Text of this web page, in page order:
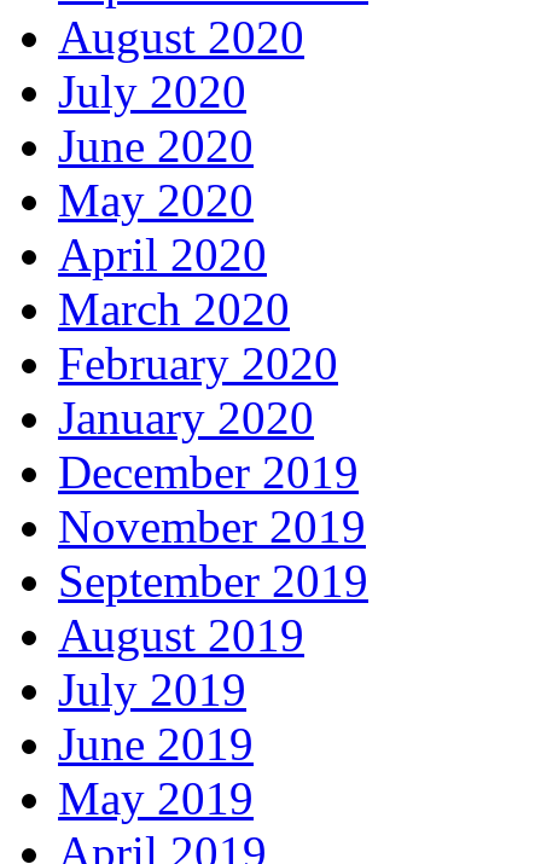
August 2020
July 2020
June 2020
May 2020
April 2020
March 2020
February 2020
January 2020
December 2019
November 2019
September 2019
August 2019
July 2019
June 2019
May 2019
April 2019